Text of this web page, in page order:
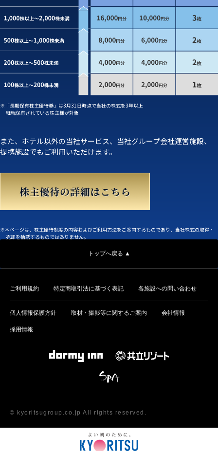
※「長期保有株主優待券」は3月31日時点で当社の株式を3年以上
継続保有されている株主様が対象
また、ホテル以外の当社サービス、当社グループ会社運営施設、
提携施設でもご利用いただけます。
※本ページは、株主優待制度の内容およびご利用方法をご案内するものであり、当社株式の取得・
売却を勧誘するものではありません。
トップへ戻る ▲
ご利用規約 特定商取引法に基づく表記 各施設への問い合わせ
個人情報保護方針 取材・撮影等に関するご案内 会社情報
採用情報
© kyoritsugroup.co.jp All rights reserved.